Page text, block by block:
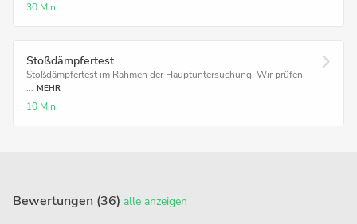
30 Min.
Stoßdämpfertest
Stoßdämpfertest im Rahmen der Hauptuntersuchung. Wir prüfen
... MEHR
10 Min.
Bewertungen (36) alle anzeigen